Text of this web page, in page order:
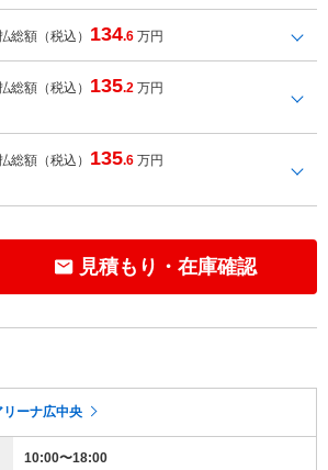
総額（税込） 134.6 万円
総額（税込） 135.2 万円
総額（税込） 135.6 万円
見積もり・在庫確認
リーナ広中央
10:00〜18:00